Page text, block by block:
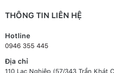
THÔNG TIN LIÊN HỆ
Hotline
0946 355 445
Địa chỉ
110 Lạc Nghiệp (57/343 Trần Khát